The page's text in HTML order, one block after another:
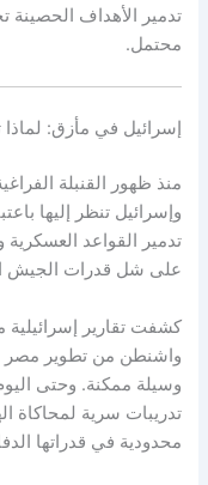
تدمير الأهداف الحصينة
محتمل.
إسرائيل في مأزق: لماذا
وإسرائيل تنظر إليها
تدمير القواعد
على شل قدرات الجيش
كشفت تقارير إسرائيلية
واشنطن من تطوير مصر
وسيلة ممكنة. وحتى
تدريبات سرية لمحاكاة
محدودية في قدراتها